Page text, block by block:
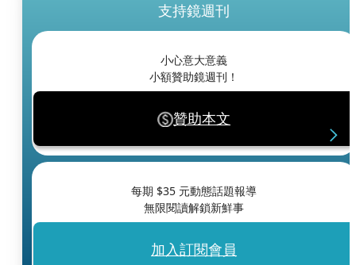
支持鏡週刊
小心意大意義
小額贊助鏡週刊！
贊助本文
每期 $35 元動態話題報導
無限閱讀解鎖新鮮事
加入訂閱會員